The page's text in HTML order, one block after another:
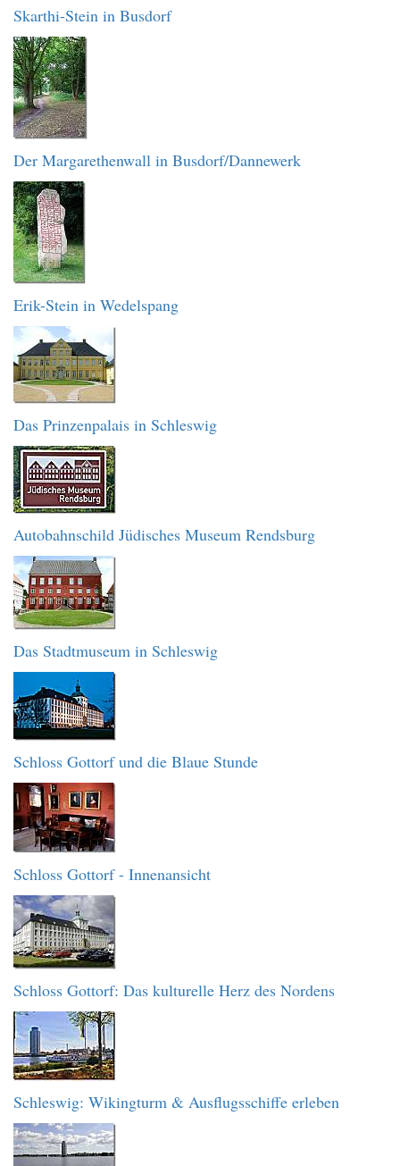
Skarthi-Stein in Busdorf
Der Margarethenwall in Busdorf/Dannewerk
Erik-Stein in Wedelspang
Das Prinzenpalais in Schleswig
Autobahnschild Jüdisches Museum Rendsburg
Das Stadtmuseum in Schleswig
Schloss Gottorf und die Blaue Stunde
Schloss Gottorf - Innenansicht
Schloss Gottorf: Das kulturelle Herz des Nordens
Schleswig: Wikingturm & Ausflugsschiffe erleben